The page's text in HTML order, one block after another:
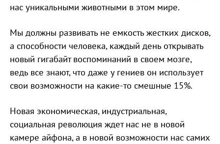
нас уникальными животными в этом мире.
Мы должны развивать не емкость жестких дисков,
а способности человека, каждый день открывать
новый гигабайт воспоминаний в своем мозге,
ведь все знают, что даже у гениев он использует
свои возможности на какие-то смешные 15%.
Новая экономическая, индустриальная,
социальная революция ждет нас не в новой
камере айфона, а в новой возможности нас самих